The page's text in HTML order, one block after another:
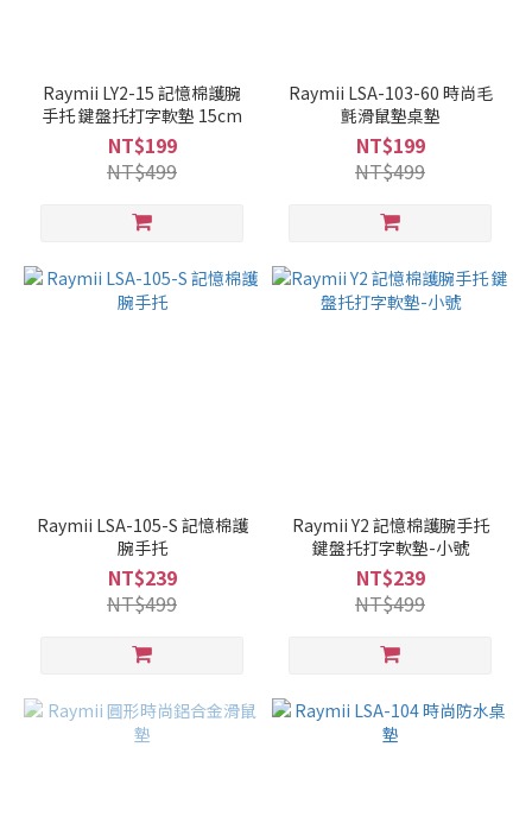
Raymii LY2-15 記憶棉護腕
手托 鍵盤托打字軟墊 15cm
NT$199
NT$499
Raymii LSA-103-60 時尚毛
氈滑鼠墊桌墊
NT$199
NT$499
Raymii LSA-105-S 記憶棉護
腕手托
NT$239
NT$499
Raymii Y2 記憶棉護腕手托
鍵盤托打字軟墊-小號
NT$239
NT$499